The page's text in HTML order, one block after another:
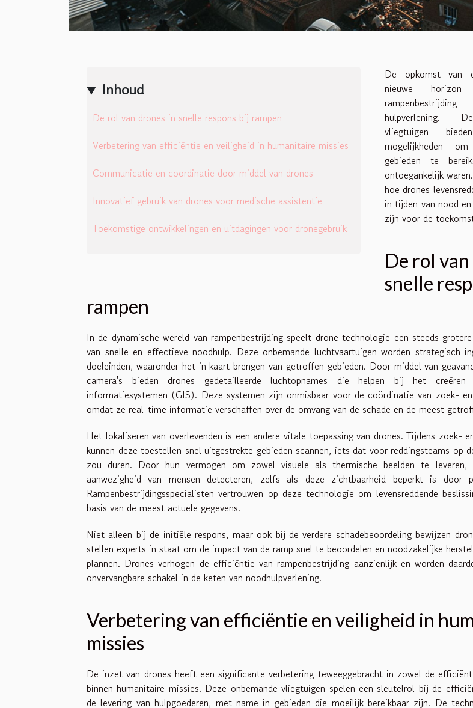
Inhoud
De rol van drones in snelle respons bij rampen
Verbetering van efficiëntie en veiligheid in humanitaire missies
Communicatie en coordinatie door middel van drones
Innovatief gebruik van drones voor medische assistentie
Toekomstige ontwikkelingen en uitdagingen voor dronegebruik
De opkomst van
nieuwe
hulpverlening.
vliegtuigen
mogelijkheden
gebieden te
ontoegankelijk
hoe drones
in tijden van nood
zijn voor de
De rol
snelle
rampen
In de dynamische wereld van rampenbestrijding speelt drone technologie een steeds
van snelle en effectieve noodhulp. Deze onbemande luchtvaartuigen worden strategisch
doeleinden, waaronder het in kaart brengen van getroffen gebieden. Door middel van
camera's bieden drones gedetailleerde luchtopnames die helpen bij het creëren
informatiesystemen (GIS). Deze systemen zijn onmisbaar voor de coördinatie van zoek-
omdat ze real-time informatie verschaffen over de omvang van de schade en de meest
Het lokaliseren van overlevenden is een andere vitale toepassing van drones. Tijdens zoek-
kunnen deze toestellen snel uitgestrekte gebieden scannen, iets dat voor reddingsteams op
zou duren. Door hun vermogen om zowel visuele als thermische beelden te leveren,
aanwezigheid van mensen detecteren, zelfs als deze zichtbaarheid beperkt is door
Rampenbestrijdingsspecialisten vertrouwen op deze technologie om levensreddende
basis van de meest actuele gegevens.
Niet alleen bij de initiële respons, maar ook bij de verdere schadebeoordeling bewijzen
stellen experts in staat om de impact van de ramp snel te beoordelen en noodzakelijke
plannen. Drones verhogen de efficiëntie van rampenbestrijding aanzienlijk en worden
onvervangbare schakel in de keten van noodhulpverlening.
Verbetering van efficiëntie en veiligheid in
missies
De inzet van drones heeft een significante verbetering teweeggebracht in zowel de
binnen humanitaire missies. Deze onbemande vliegtuigen spelen een sleutelrol bij de
de levering van hulpgoederen, met name in gebieden die moeilijk bereikbaar zijn. De